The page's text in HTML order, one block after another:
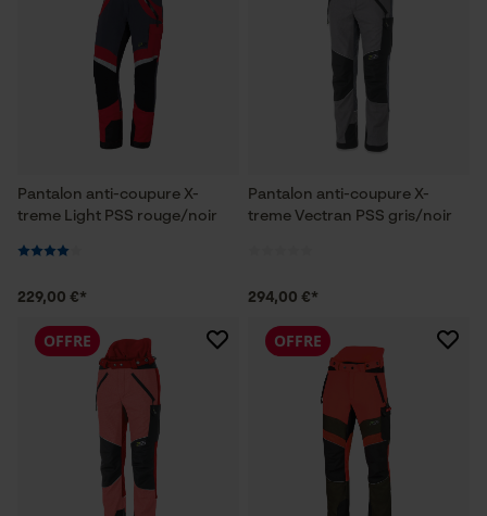
Pantalon anti-coupure X-
treme Light PSS rouge/noir
229,00 €*
Pantalon anti-coupure X-
treme Vectran PSS gris/noir
294,00 €*
OFFRE OFFRE